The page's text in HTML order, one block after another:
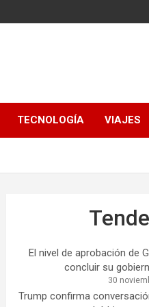
TECNOLOGÍA VIAJES
El nivel de aprobación de
concluir su
30
Trump confirma